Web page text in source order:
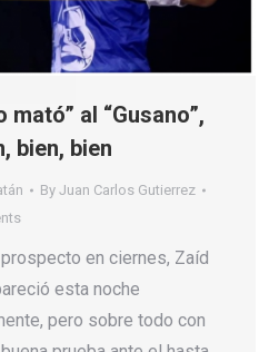
mató” al “Gusano”,
bien, bien
By Juan Carlos Gutierrez
en ciernes, Zaíd
esta noche
pero sobre todo con